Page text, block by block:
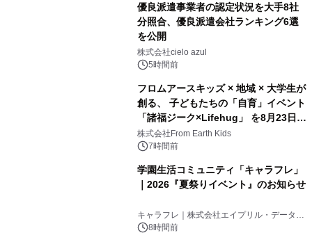
優良派遣事業者の認定状況を大手8社
分照合、優良派遣会社ランキング6選
を公開
株式会社cielo azul
5時間前
フロムアースキッズ × 地域 × 大学生が
創る、 子どもたちの「自育」イベント
「諸福ジーク×Lifehug」 を8月23日
(日)開催
株式会社From Earth Kids
7時間前
学園生活コミュニティ「キャラフレ」
｜2026『夏祭りイベント』のお知らせ
キャラフレ｜株式会社エイプリル・データ・
デザインズ
8時間前